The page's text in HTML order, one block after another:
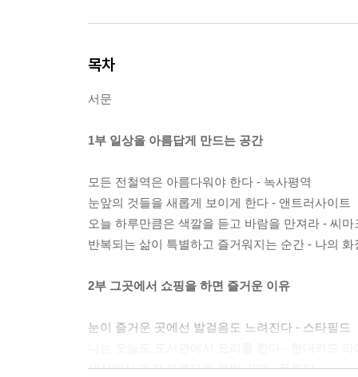
목차
서문
1부 일상을 아름답게 만드는 공간
모든 전철역은 아름다워야 한다 - 녹사평역
눈앞의 것들을 새롭게 보이게 한다 - 앤트러사이트
오늘 하루만큼은 색깔을 듣고 바람을 만져라 - 씨마
반복되는 삶이 특별하고 즐거워지는 순간 - 나의 화
2부 그곳에서 쇼핑을 하면 즐거운 이유
눈이 즐거운 곳에선 발걸음도 느려진다 - 스타필드
세상에서 가장 아름다운 음반 가게 - 풍월당